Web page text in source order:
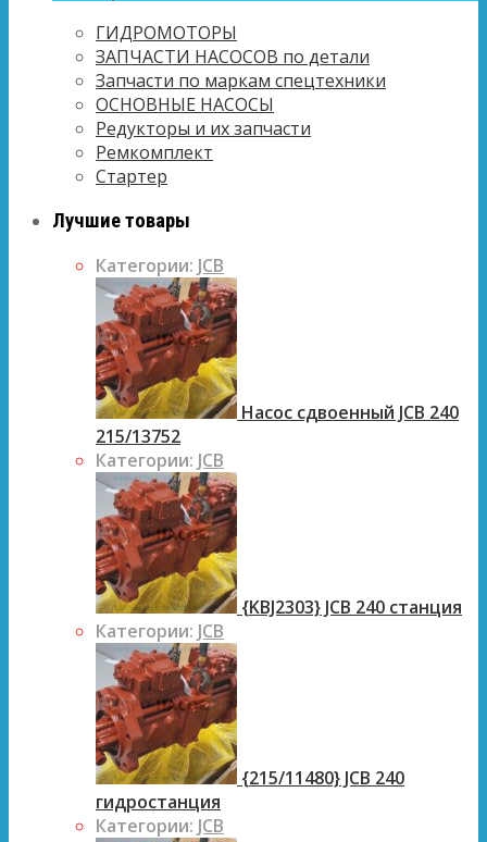
ГИДРОМОТОРЫ
ЗАПЧАСТИ НАСОСОВ по детали
Запчасти по маркам спецтехники
ОСНОВНЫЕ НАСОСЫ
Редукторы и их запчасти
Ремкомплект
Стартер
Лучшие товары
Категории: JCB
Насос сдвоенный JCB 240
215/13752
Категории: JCB
{KBJ2303} JCB 240 станция
Категории: JCB
{215/11480} JCB 240
гидростанция
Категории: JCB